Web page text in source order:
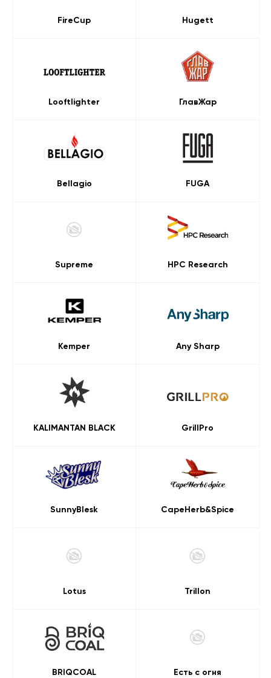
FireCup Hugett
Looftlighter ГлавЖар
Bellagio FUGA
Supreme HPC Research
Kemper Any Sharp
KALIMANTAN BLACK GrillPro
SunnyBlesk CapeHerb&Spice
Lotus Trillon
BRIQCOAL Есть с огня